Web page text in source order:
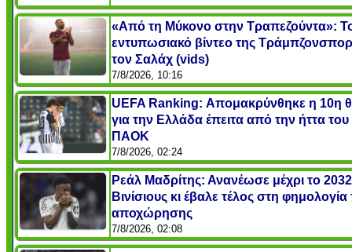
«Από τη Μύκονο στην Τραπεζούντα»:
εντυπωσιακό βίντεο της Τράμπζονσπορ
τον Σαλάχ (vids)
7/8/2026, 10:16
UEFA Ranking: Απομακρύνθηκε η 10η
για την Ελλάδα έπειτα από την ήττα του
ΠΑΟΚ
7/8/2026, 02:24
Ρεάλ Μαδρίτης: Ανανέωσε μέχρι το
Βινίσιους κι έβαλε τέλος στη φημολογία
αποχώρησης
7/8/2026, 02:08